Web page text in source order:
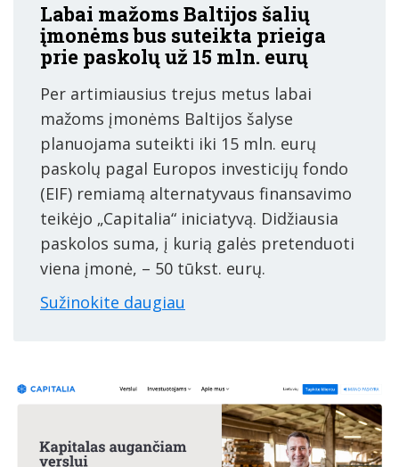
Labai mažoms Baltijos šalių
įmonėms bus suteikta prieiga
prie paskolų už 15 mln. eurų
Per artimiausius trejus metus labai
mažoms įmonėms Baltijos šalyse
planuojama suteikti iki 15 mln. eurų
paskolų pagal Europos investicijų fondo
(EIF) remiamą alternatyvaus finansavimo
teikėjo „Capitalia“ iniciatyvą. Didžiausia
paskolos suma, į kurią galės pretenduoti
viena įmonė, – 50 tūkst. eurų.
Sužinokite daugiau